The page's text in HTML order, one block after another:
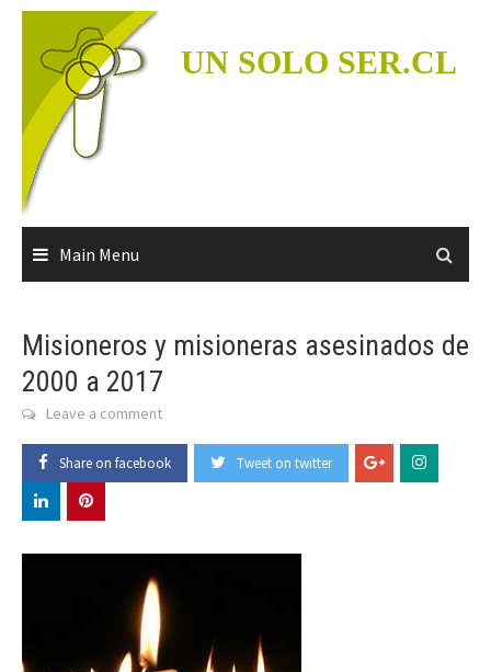
Skip
content
UN SOLO SER.CL
Main Menu
Misioneros y misioneras asesinados de
2000 a 2017
Leave a comment
Share on facebook Tweet on twitter